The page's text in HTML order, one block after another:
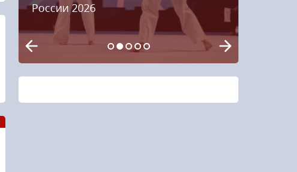
России 2026